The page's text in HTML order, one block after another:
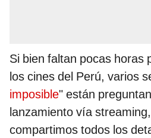
Si bien faltan pocas horas
los cines del Perú, varios
imposible" están
lanzamiento vía
compartimos todos los